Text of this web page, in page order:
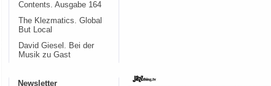
Contents. Ausgabe 164
The Klezmatics. Global
But Local
David Giesel. Bei der
Musik zu Gast
Newsletter